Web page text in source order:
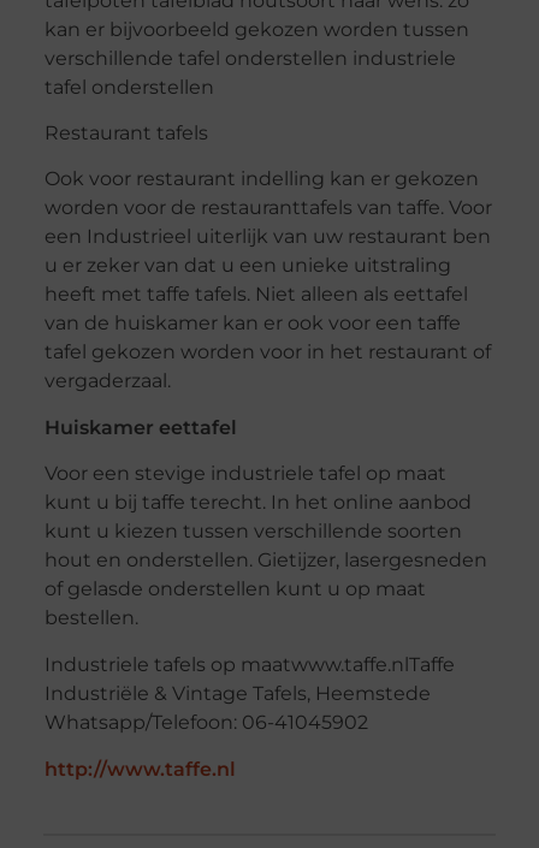
kan er bijvoorbeeld gekozen worden tussen
verschillende tafel onderstellen industriele
tafel onderstellen
Restaurant tafels
Ook voor restaurant indelling kan er gekozen
worden voor de restauranttafels van taffe. Voor
een Industrieel uiterlijk van uw restaurant ben
u er zeker van dat u een unieke uitstraling
heeft met taffe tafels. Niet alleen als eettafel
van de huiskamer kan er ook voor een taffe
tafel gekozen worden voor in het restaurant of
vergaderzaal.
Huiskamer eettafel
Voor een stevige industriele tafel op maat
kunt u bij taffe terecht. In het online aanbod
kunt u kiezen tussen verschillende soorten
hout en onderstellen. Gietijzer, lasergesneden
of gelasde onderstellen kunt u op maat
bestellen.
Industriele tafels op maatwww.taffe.nlTaffe
Industriële & Vintage Tafels, Heemstede
Whatsapp/Telefoon: 06-41045902
http://www.taffe.nl